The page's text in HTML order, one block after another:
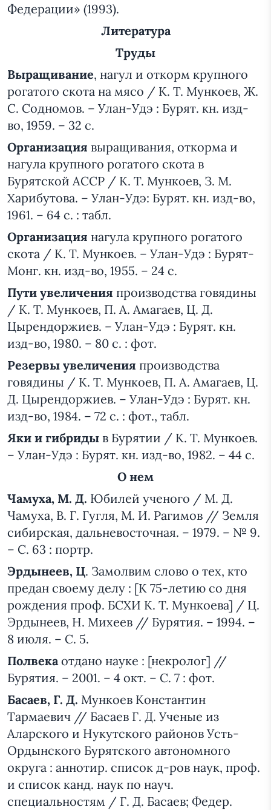
Федерации» (1993).
Литература
Труды
Выращивание, нагул и откорм крупного
рогатого скота на мясо / К. Т. Мункоев, Ж.
С. Содномов. – Улан-Удэ : Бурят. кн. изд-
во, 1959. – 32 с.
Организация выращивания, откорма и
нагула крупного рогатого скота в
Бурятской АССР / К. Т. Мункоев, З. М.
Харибутова. – Улан-Удэ: Бурят. кн. изд-во,
1961. – 64 с. : табл.
Организация нагула крупного рогатого
скота / К. Т. Мункоев. – Улан-Удэ : Бурят-
Монг. кн. изд-во, 1955. – 24 с.
Пути увеличения производства говядины
/ К. Т. Мункоев, П. А. Амагаев, Ц. Д.
Цырендоржиев. – Улан-Удэ : Бурят. кн.
изд-во, 1980. – 80 с. : фот.
Резервы увеличения производства
говядины / К. Т. Мункоев, П. А. Амагаев, Ц.
Д. Цырендоржиев. – Улан-Удэ : Бурят. кн.
изд-во, 1984. – 72 с. : фот., табл.
Яки и гибриды в Бурятии / К. Т. Мункоев.
– Улан-Удэ : Бурят. кн. изд-во, 1982. – 44 с.
О нем
Чамуха, М. Д. Юбилей ученого / М. Д.
Чамуха, В. Г. Гугля, М. И. Рагимов // Земля
сибирская, дальневосточная. – 1979. – № 9.
– С. 63 : портр.
Эрдынеев, Ц. Замолвим слово о тех, кто
предан своему делу : [К 75-летию со дня
рождения проф. БСХИ К. Т. Мункоева] / Ц.
Эрдынеев, Н. Михеев // Бурятия. – 1994. –
8 июля. – С. 5.
Полвекаотдано науке : [некролог] //
Бурятия. – 2001. – 4 окт. – С. 7 : фот.
Басаев, Г. Д. Мункоев Константин
Тармаевич // Басаев Г. Д. Ученые из
Аларского и Нукутского районов Усть-
Ордынского Бурятского автономного
округа : аннотир. список д-ров наук, проф.
и список канд. наук по науч.
специальностям / Г. Д. Басаев; Федер.